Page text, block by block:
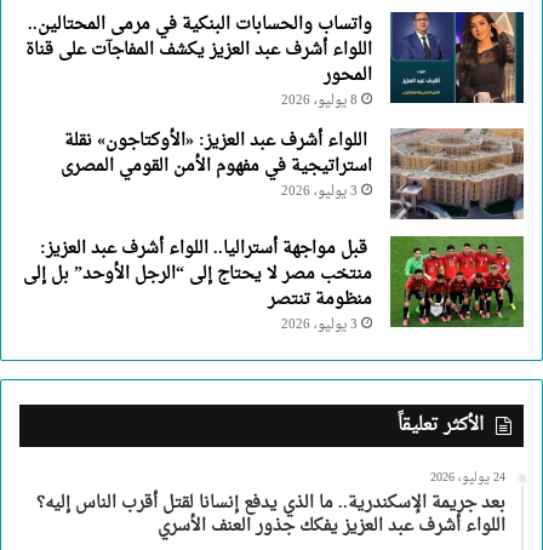
واتساب والحسابات البنكية في مرمى المحتالين..
اللواء أشرف عبد العزيز يكشف المفاجآت على قناة
المحور
8 يوليو، 2026
اللواء أشرف عبد العزيز: «الأوكتاجون» نقلة
استراتيجية في مفهوم الأمن القومي المصرى
3 يوليو، 2026
قبل مواجهة أستراليا.. اللواء أشرف عبد العزيز:
منتخب مصر لا يحتاج إلى “الرجل الأوحد” بل إلى
منظومة تنتصر
3 يوليو، 2026
الأكثر تعليقاً
24 يوليو، 2026
بعد جريمة الإسكندرية.. ما الذي يدفع إنسانا لقتل أقرب الناس إليه؟
اللواء أشرف عبد العزيز يفكك جذور العنف الأسري